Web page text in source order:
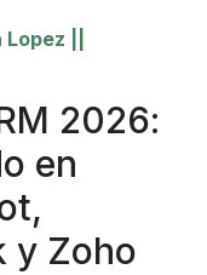
Lopez
2026:
en
y Zoho